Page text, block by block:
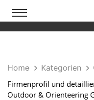
Home Kategorien
Firmenprofil und
Outdoor & Orienteering